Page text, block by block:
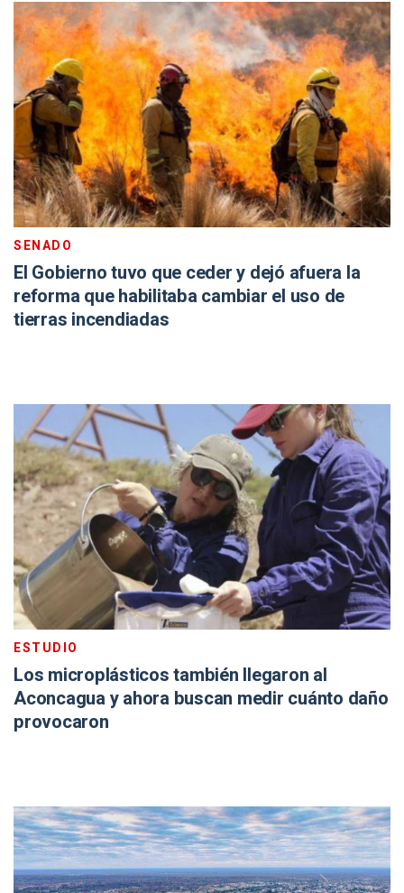
SENADO
El Gobierno tuvo que ceder y dejó afuera la
reforma que habilitaba cambiar el uso de
tierras incendiadas
ESTUDIO
Los microplásticos también llegaron al
Aconcagua y ahora buscan medir cuánto daño
provocaron